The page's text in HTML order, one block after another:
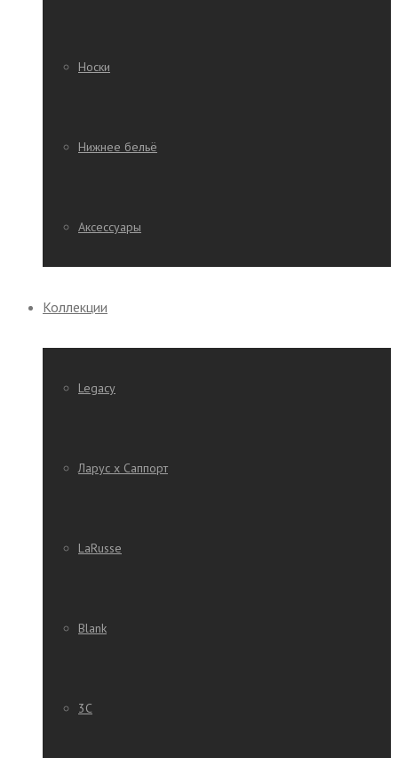
Носки
Нижнее бельё
Аксессуары
Коллекции
Legacy
Ларус х Саппорт
LaRusse
Blank
3C